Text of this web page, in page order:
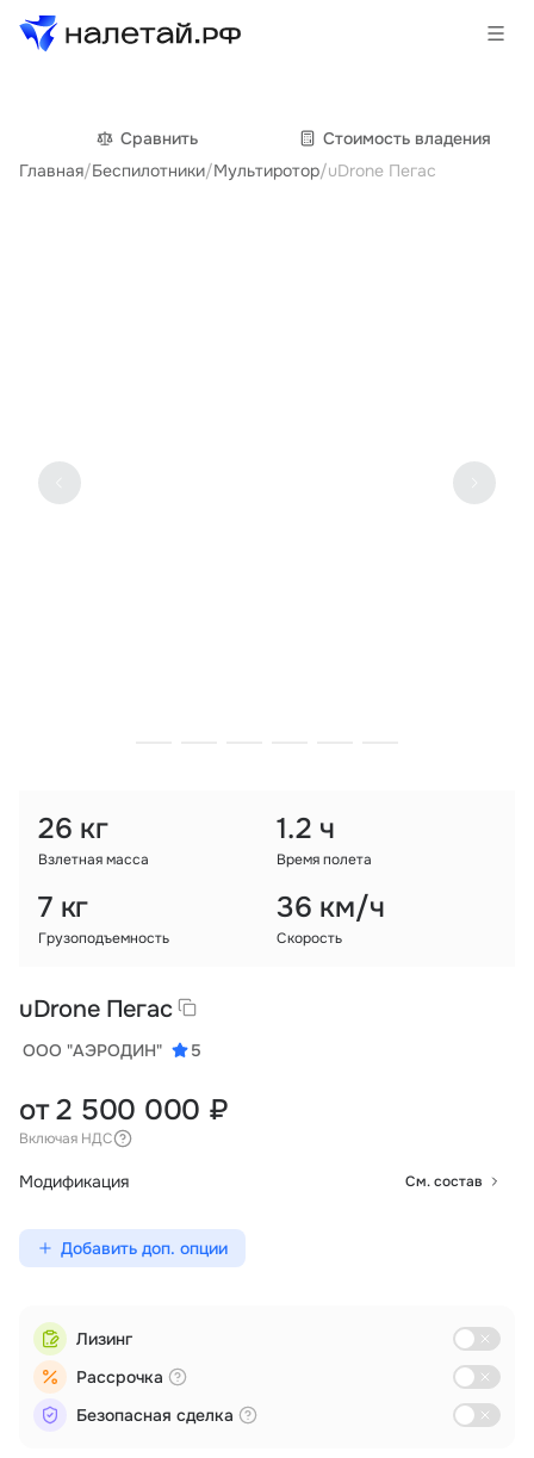
Товары
Услуги
Государственные программы
Партнеры
Сравнить
Cтоимость владения
Главная/Беспилотники/Мультиротор/uDrone Пегас
26 кг
Взлетная масса
1.2 ч
Время полета
7 кг
Грузоподъемность
36 км/ч
Скорость
uDrone Пегас
ООО "АЭРОДИН" 5
от 2 500 000 ₽
Включая НДС
Модификация См. состав
Добавить доп. опции
Лизинг
Рассрочка
Безопасная сделка